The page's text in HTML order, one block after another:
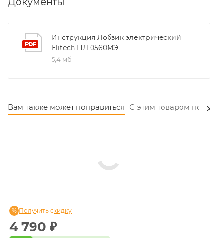
Инструкция Лобзик электрический
Elitech ПЛ 0560МЭ
5,4 мб
Вам также может понравиться С этим товаром
4 790 ₽
Получить скидку